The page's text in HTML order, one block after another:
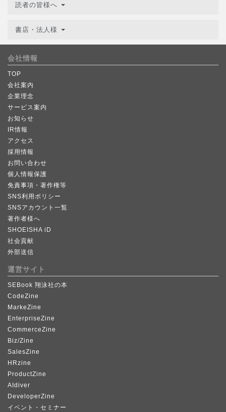
読者の皆様へ
書店・法人様
会社情報
TOP
会社案内
企業理念
サービス案内
お知らせ
IR情報
アクセス
採用情報
お問い合わせ
個人情報保護
免責事項・著作権等
SNS利用ポリシー
SNSアカウント一覧
著作者様へ
SHOEISHA iD
社会貢献
外部送信
運営サイト
SEBook 翔泳社の本
CodeZine
MarkeZine
EnterpriseZine
CommerceZine
Biz/Zine
SalesZine
HRzine
ProductZine
AIdiver
DeveloperZine
イベント・セミナー